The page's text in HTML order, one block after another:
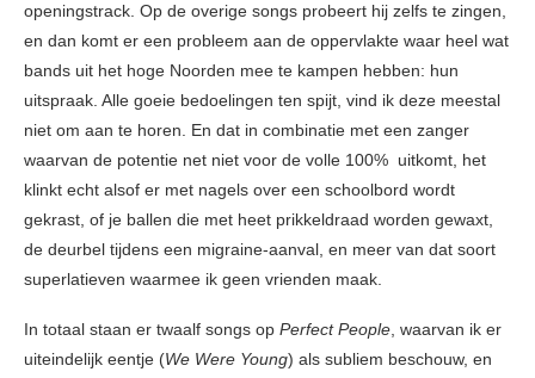
openingstrack. Op de overige songs probeert hij zelfs te zingen,
en dan komt er een probleem aan de oppervlakte waar heel wat
bands uit het hoge Noorden mee te kampen hebben: hun
uitspraak. Alle goeie bedoelingen ten spijt, vind ik deze meestal
niet om aan te horen. En dat in combinatie met een zanger
waarvan de potentie net niet voor de volle 100% uitkomt, het
klinkt echt alsof er met nagels over een schoolbord wordt
gekrast, of je ballen die met heet prikkeldraad worden gewaxt,
de deurbel tijdens een migraine-aanval, en meer van dat soort
superlatieven waarmee ik geen vrienden maak.
In totaal staan er twaalf songs op Perfect People, waarvan ik er
uiteindelijk eentje (We Were Young) als subliem beschouw, en